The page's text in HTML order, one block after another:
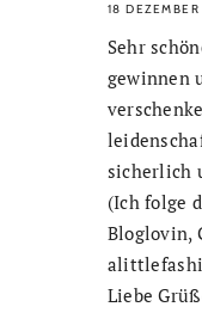
18 DEZEMBER
Sehr
gewinnen
sicherlich
(Ich folge
Bloglovin,
Liebe